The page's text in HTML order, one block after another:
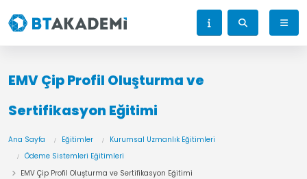
EMV Çip Profil Oluşturma ve
Sertifikasyon Eğitimi
Ana Sayfa Eğitimler
Kurumsal Uzmanlık Eğitimleri
Ödeme Sistemleri Eğitimleri
EMV Çip Profil Oluşturma ve Sertifikasyon Eğitimi